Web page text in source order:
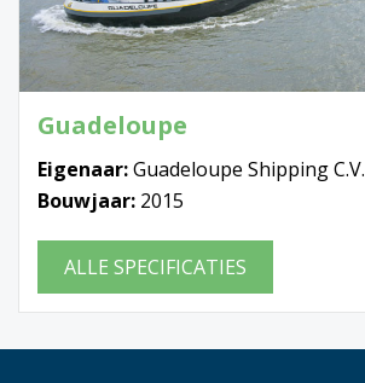
Guadeloupe
Eigenaar:Guadeloupe Shipping C.V.
Bouwjaar: 2015
ALLE SPECIFICATIES